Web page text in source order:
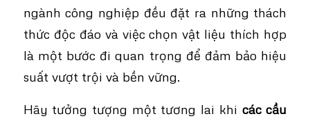
ngành công nghiệp đều đặt ra những thách
thức độc đáo và việc chọn vật liệu thích hợp
là một bước đi quan trọng để đảm bảo hiệu
suất vượt trội và bền vững.
Hãy tưởng tượng một tương lai khi các cầu